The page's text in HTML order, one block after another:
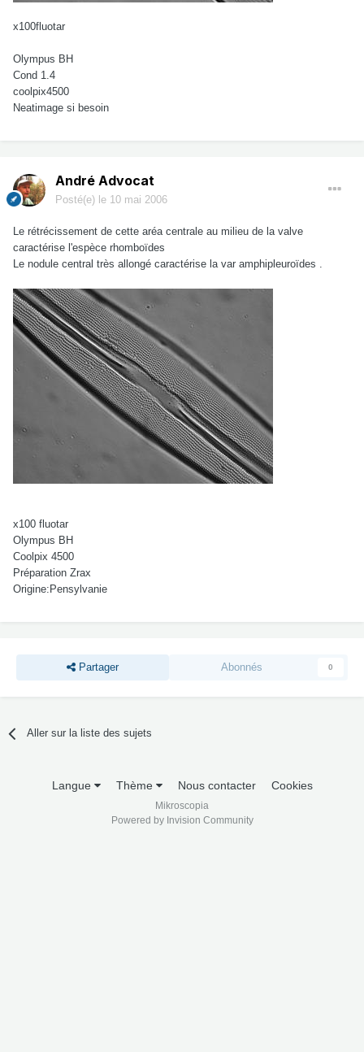
x100fluotar
Olympus BH
Cond 1.4
coolpix4500
Neatimage si besoin
André Advocat
Posté(e) le 10 mai 2006
Le rétrécissement de cette aréa centrale au milieu de la valve
caractérise l'espèce rhomboïdes
Le nodule central très allongé caractérise la var amphipleuroïdes .
x100 fluotar
Olympus BH
Coolpix 4500
Préparation Zrax
Origine:Pensylvanie
Partager Abonnés 0
Aller sur la liste des sujets
Langue Thème Nous contacter Cookies
Mikroscopia
Powered by Invision Community